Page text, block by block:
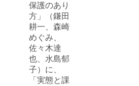
保護のあり
方」（鎌田
耕一、森崎
めぐみ、
佐々木達
也、水島郁
子）に、
「実態と課